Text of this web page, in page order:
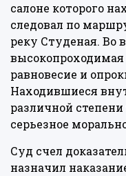
салоне которого
следовал по
реку Студеная. Во
равновесие и
Находившиеся
различной
серьезное
Суд счел
назначил